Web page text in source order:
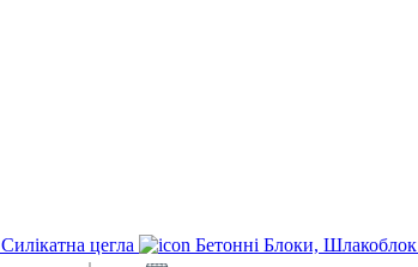
Силікатна цегла Бетонні Блоки, Шлакоблок